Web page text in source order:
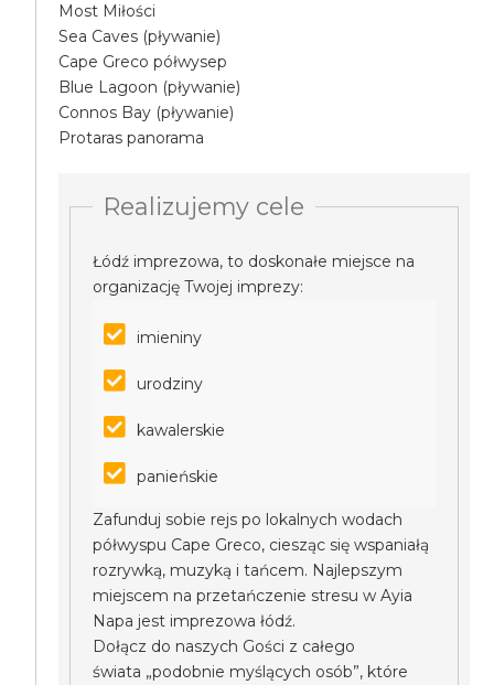
Most Miłości
Sea Caves (pływanie)
Cape Greco półwysep
Blue Lagoon (pływanie)
Connos Bay (pływanie)
Protaras panorama
Realizujemy cele
Łódź imprezowa, to doskonałe miejsce na
organizację Twojej imprezy:
imieniny
urodziny
kawalerskie
panieńskie
Zafunduj sobie rejs po lokalnych wodach
półwyspu Cape Greco, ciesząc się wspaniałą
rozrywką, muzyką i tańcem. Najlepszym
miejscem na przetańczenie stresu w Ayia
Napa jest imprezowa łódź.
Dołącz do naszych Gości z całego
świata „podobnie myślących osób”, które